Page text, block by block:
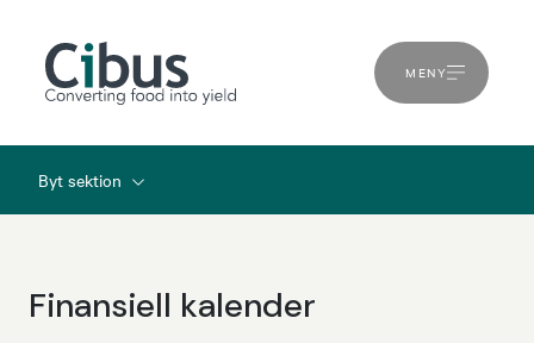
MENY
Byt sektion
Finansiell kalender